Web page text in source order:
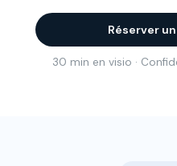
Réserver
30 min en visio ·